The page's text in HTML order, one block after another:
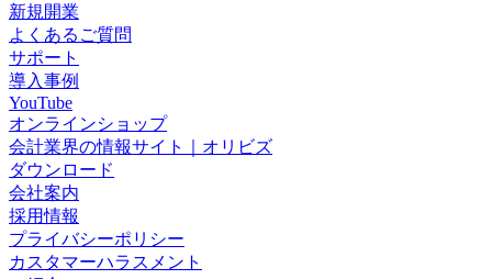
新規開業
よくあるご質問
サポート
導入事例
YouTube
オンラインショップ
会計業界の情報サイト｜オリビズ
ダウンロード
会社案内
採用情報
プライバシーポリシー
カスタマーハラスメント